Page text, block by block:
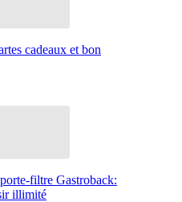
cadeaux et bon
filtre Gastroback:
illimité